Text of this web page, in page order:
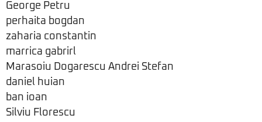
George Petru
perhaita bogdan
zaharia constantin
marrica gabrirl
Marasoiu Dogarescu Andrei Stefan
daniel huian
ban ioan
Silviu Florescu